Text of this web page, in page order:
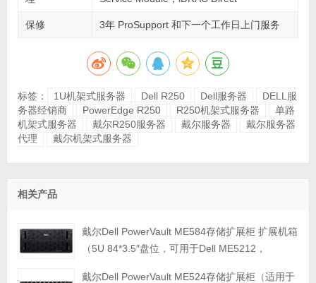
保修 3年 ProSupport 和下一个工作日上门服务
标签： 1U机架式服务器 Dell R250 Dell服务器
DELL服
务器经销商
PowerEdge R250 R250机架式服务器
单路
机架式服务器
戴尔R250服务器 戴尔服务器
戴尔服务器
代理
戴尔机架式服务器
相关产品
戴尔Dell PowerVault ME584存储扩展柜 扩展机箱
（5U 84*3.5″盘位，可用于Dell ME5212，
戴尔Dell PowerVault ME524存储扩展柜（适用于